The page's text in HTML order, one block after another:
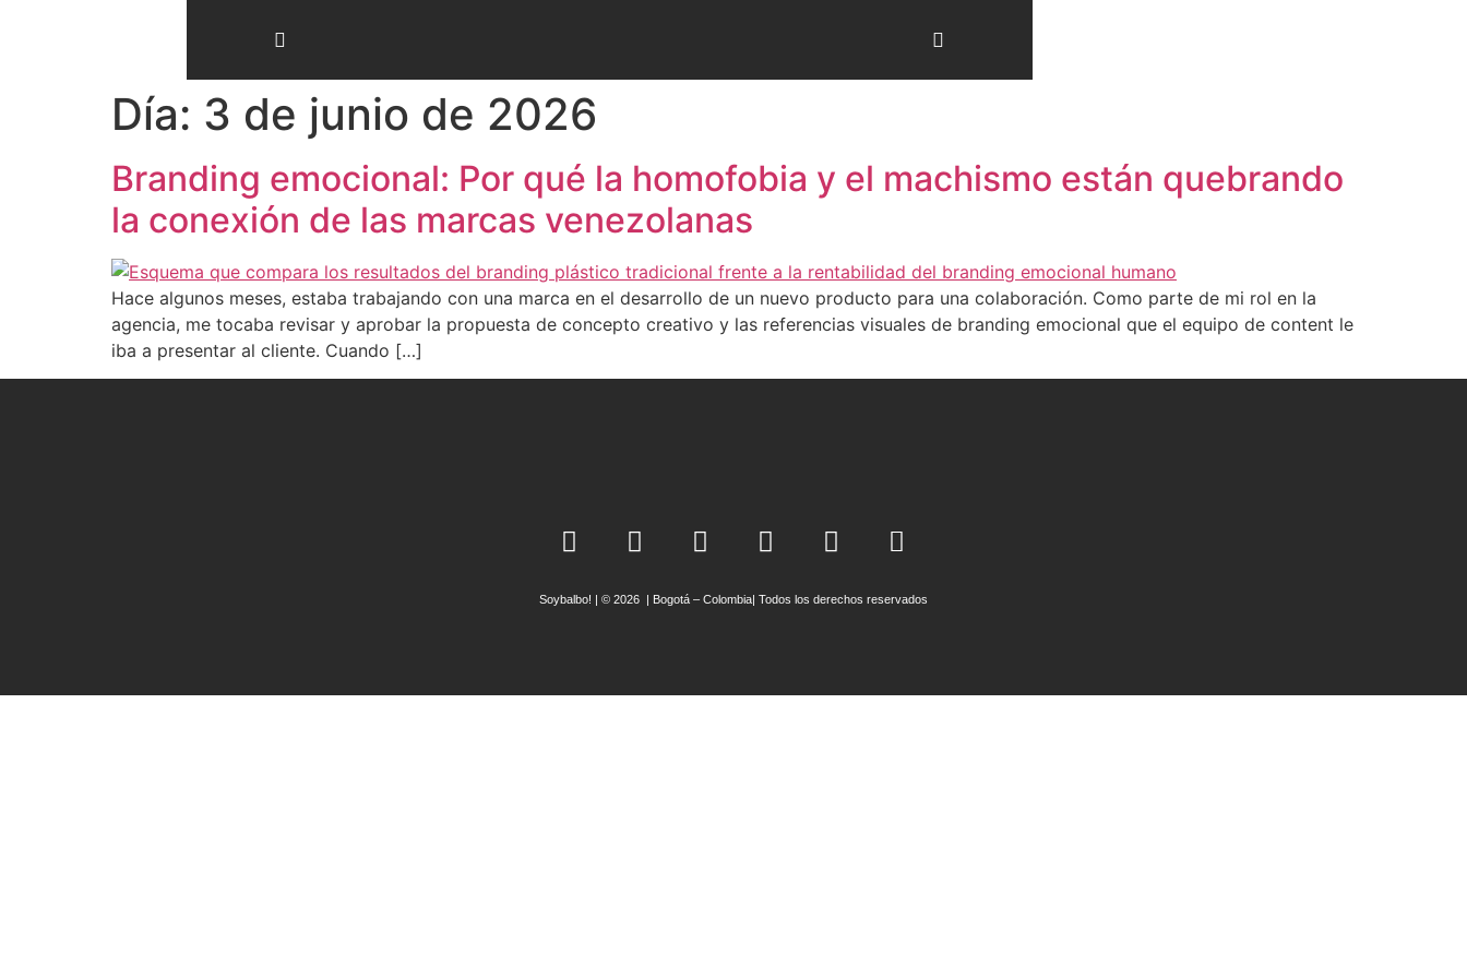
Día: 3 de junio de 2026
Branding emocional: Por qué la homofobia y el machismo están quebrando
la conexión de las marcas venezolanas
Hace algunos meses, estaba trabajando con una marca en el desarrollo de un nuevo producto para una colaboración. Como parte de mi rol en la
agencia, me tocaba revisar y aprobar la propuesta de concepto creativo y las referencias visuales de branding emocional que el equipo de content le
iba a presentar al cliente. Cuando […]
Soybalbo! | © 2026 | Bogotá – Colombia| Todos los derechos reservados